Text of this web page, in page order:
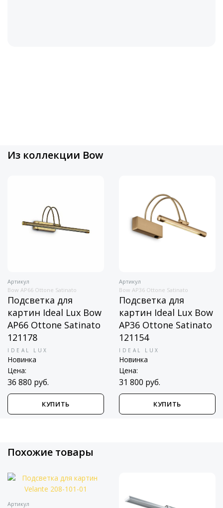
Из коллекции Bow
Артикул
Bow AP66 Ottone Satinato
Подсветка для
картин Ideal Lux Bow
AP66 Ottone Satinato
121178
IDEAL LUX
Новинка
Цена:
36 880 руб.
КУПИТЬ
Артикул
Bow AP36 Ottone Satinato
Подсветка для
картин Ideal Lux Bow
AP36 Ottone Satinato
121154
IDEAL LUX
Новинка
Цена:
31 800 руб.
КУПИТЬ
Похожие товары
Артикул